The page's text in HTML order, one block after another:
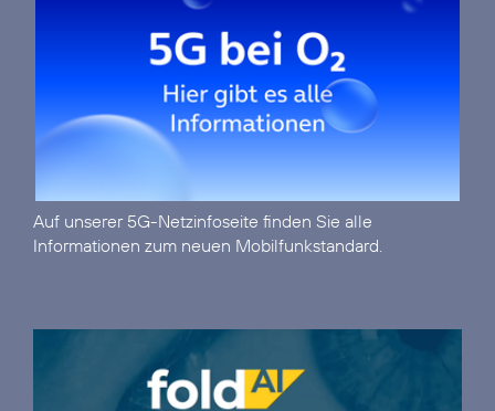
Auf unserer 5G-Netzinfoseite finden Sie alle
Informationen zum neuen Mobilfunkstandard.